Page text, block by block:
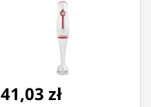
41,03 zł